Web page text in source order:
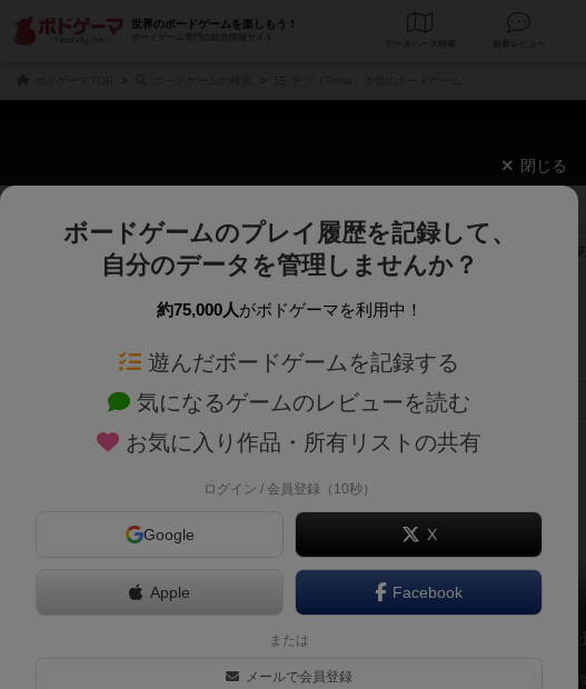
世界のボードゲームを楽しもう！
ボードゲーム専門の総合情報サイト
データベース
じっくり表示
商品名、商品説明文、デザイナー名、テーマ名、メカニクス名を対象にフリーワード検索がで
ゲームデザイナー名を指定して検索できます。
ゲームデザイナー
対象年齢を指定します。 世界観や登場人物などモチー
テーマ/フレーバー
【宇宙なんちゃらこてつくん】こて
夏至カレーパーティ
Geshi Curry Party:
閉じる
ボードゲームのプレイ履歴を記録して、
自分のデータを管理しませんか？
約75,000人がボドゲーマを利用中！
遊んだボードゲームを記録する
気になるゲームのレビューを読む
お気に入り作品・所有リストの共有
ログイン / 会員登録（10秒）
Google X
Apple Facebook
または
メールで会員登録